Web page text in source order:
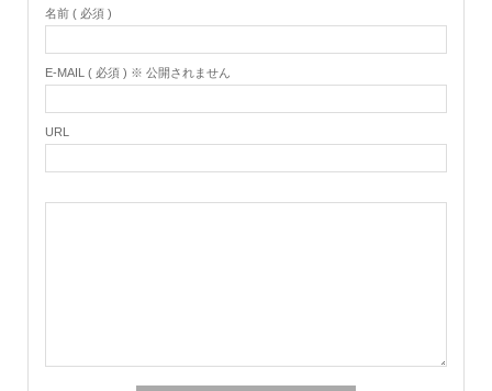
名前 ( 必須 )
E-MAIL ( 必須 ) ※ 公開されません
URL